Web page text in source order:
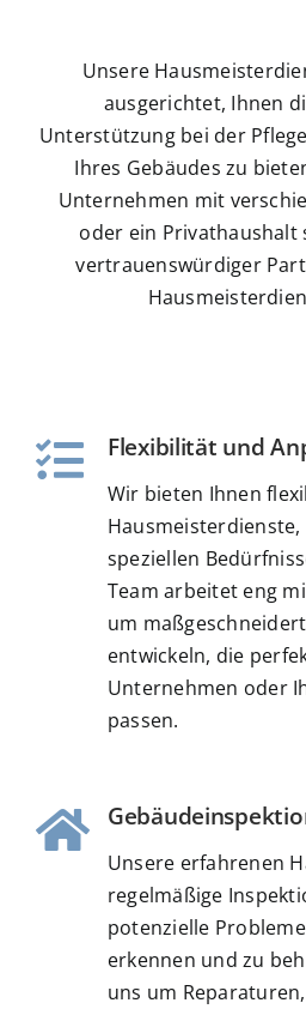
Unsere
ausgerichtet, Ihnen
Unterstützung bei der
Ihres Gebäudes zu
Unternehmen mit
oder ein Privathaushalt
vertrauenswürdiger
Flexibilität und
Wir bieten Ihnen
speziellen
Team arbeitet eng
um
entwickeln, die
Unternehmen oder
passen.
Unsere erfahrenen
regelmäßige
potenzielle
erkennen und zu
uns um